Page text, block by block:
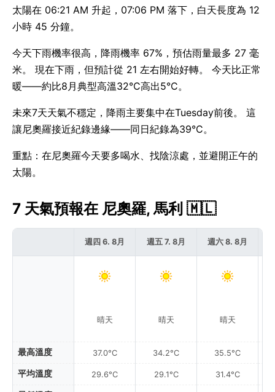
太陽在 06:21 AM 升起，07:06 PM 落下，白天長度為 12
小時 45 分鐘。
今天下雨機率很高，降雨機率 67%，預估雨量最多 27 毫
米。 現在下雨，但預計從 21 左右開始好轉。 今天比正常
暖——約比8月典型高溫32°C高出5°C。
未來7天天氣不穩定，降雨主要集中在Tuesday前後。 這
讓尼奧羅接近紀錄邊緣——同日紀錄為39°C。
重點：在尼奧羅今天要多喝水、找陰涼處，並避開正午的
太陽。
7 天氣預報在 尼奧羅, 馬利 🇲🇱
最高溫度
平均溫度
週四 6. 8月
晴天
37.0°C
29.6°C
週五 7. 8月
晴天
34.2°C
29.1°C
週六 8. 8月
晴天
35.5°C
31.4°C